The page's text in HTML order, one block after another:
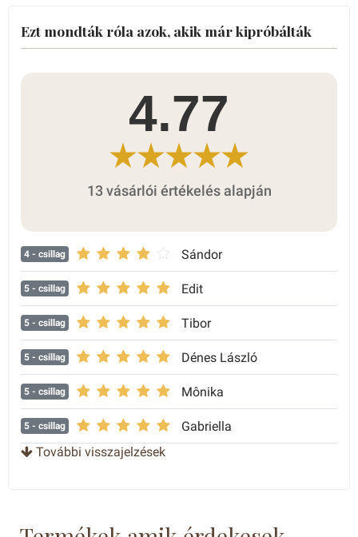
Ezt mondták róla azok, akik már kipróbálták
4.77
13 vásárlói értékelés alapján
4 - csillag Sándor
5 - csillag Edit
5 - csillag Tibor
5 - csillag Dénes László
5 - csillag Mônika
5 - csillag Gabriella
4 - csillag
További visszajelzések